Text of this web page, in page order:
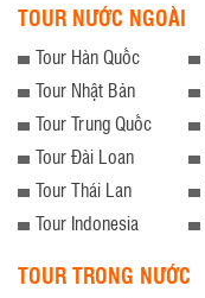
TOUR NƯỚC NGOÀI
Tour Hàn Quốc
Tour Nhật Bản
Tour Trung Quốc
Tour Đài Loan
Tour Thái Lan
Tour Indonesia
TOUR TRONG NƯỚC